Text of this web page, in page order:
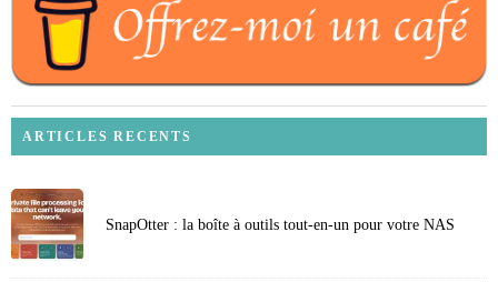
ARTICLES RECENTS
SnapOtter : la boîte à outils tout-en-un pour votre NAS